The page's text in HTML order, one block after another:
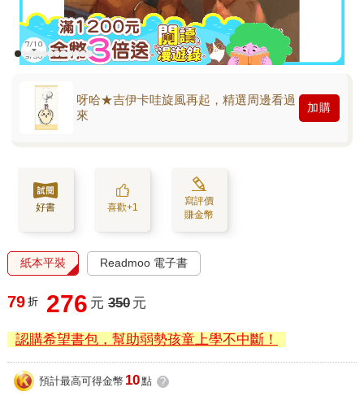
呀哈★吉伊卡哇旋風再起，精選周邊看過
來
加購
好書 喜歡+1
寫評價
賺金幣
紙本平裝 Readmoo 電子書
79 折 276 元 350 元
認購希望書包，幫助弱勢孩童上學不中斷！
預計最高可得金幣 10點 ?